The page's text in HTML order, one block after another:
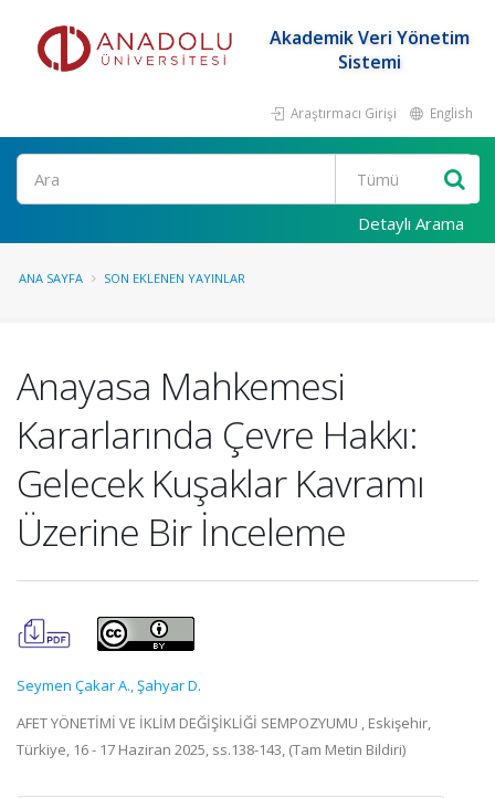
Akademik Veri Yönetim
Sistemi
Araştırmacı Girişi English
Ara
Detaylı Arama
ANA SAYFA SON EKLENEN YAYINLAR
Anayasa Mahkemesi
Kararlarında Çevre Hakkı:
Gelecek Kuşaklar Kavramı
Üzerine Bir İnceleme
Seymen Çakar A.,Şahyar D.
AFET YÖNETİMİ VE İKLİM DEĞİŞİKLİĞİ SEMPOZYUMU , Eskişehir,
Türkiye, 16 - 17 Haziran 2025, ss.138-143, (Tam Metin Bildiri)